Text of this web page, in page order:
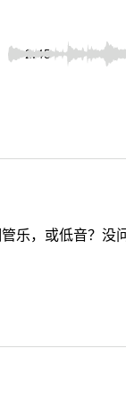
2:45
乐，或低音？没